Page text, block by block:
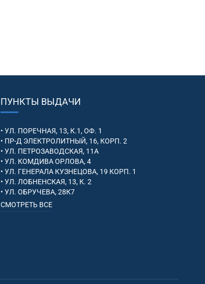
ПУНКТЫ ВЫДАЧИ
• УЛ. ПОРЕЧНАЯ, 13, К.1, ОФ. 1
• ПР-Д ЭЛЕКТРОЛИТНЫЙ, 16, КОРП. 2
• УЛ. ПЕТРОЗАВОДСКАЯ, 11А
• УЛ. КОМДИВА ОРЛОВА, 4
• УЛ. ГЕНЕРАЛА КУЗНЕЦОВА, 19 КОРП. 1
• УЛ. ЛОБНЕНСКАЯ, 13, К. 2
• УЛ. ОБРУЧЕВА, 28К7
СМОТРЕТЬ ВСЕ